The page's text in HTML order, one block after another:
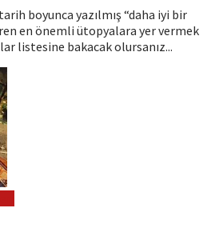
boyunca yazılmış “daha iyi bir
en önemli ütopyalara yer vermek
listesine bakacak olursanız...